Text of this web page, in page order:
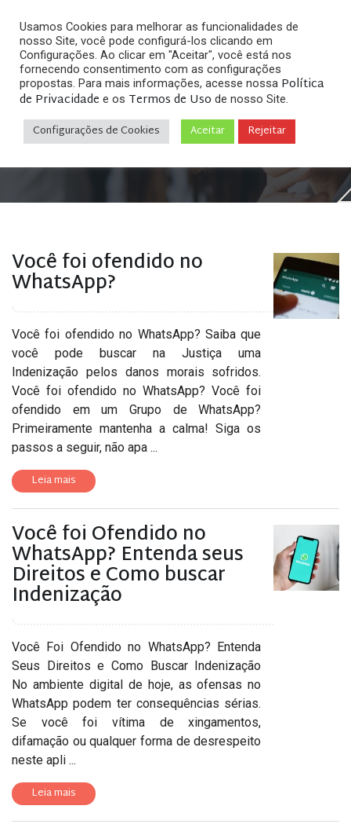
Arquivos
Home»Posts tagged "injúria no whatsapp"
Você foi ofendido no
WhatsApp?
Você foi ofendido no WhatsApp? Saiba que
você pode buscar na Justiça uma
Indenização pelos danos morais sofridos.
Você foi ofendido no WhatsApp? Você foi
ofendido em um Grupo de WhatsApp?
Primeiramente mantenha a calma! Siga os
passos a seguir, não apa ...
Leia mais
Você foi Ofendido no
WhatsApp? Entenda seus
Direitos e Como buscar
Indenização
Você Foi Ofendido no WhatsApp? Entenda
Seus Direitos e Como Buscar Indenização
No ambiente digital de hoje, as ofensas no
WhatsApp podem ter consequências sérias.
Se você foi vítima de xingamentos,
difamação ou qualquer forma de desrespeito
neste apli ...
Leia mais
Usamos Cookies para melhorar as funcionalidades de
nosso Site, você pode configurá-los clicando em
Configurações. Ao clicar em "Aceitar", você está nos
fornecendo consentimento com as configurações
propostas. Para mais informações, acesse nossa Política
de Privacidade e os Termos de Uso de nosso Site.
Configurações de Cookies Aceitar Rejeitar